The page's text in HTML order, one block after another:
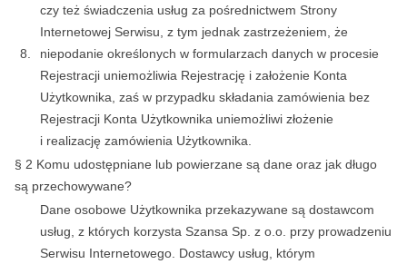
8.
czy też świadczenia usług za pośrednictwem Strony
Internetowej Serwisu, z tym jednak zastrzeżeniem, że
niepodanie określonych w formularzach danych w procesie
Rejestracji uniemożliwia Rejestrację i założenie Konta
Użytkownika, zaś w przypadku składania zamówienia bez
Rejestracji Konta Użytkownika uniemożliwi złożenie
i realizację zamówienia Użytkownika.
§ 2 Komu udostępniane lub powierzane są dane oraz jak długo
są przechowywane?
Dane osobowe Użytkownika przekazywane są dostawcom
usług, z których korzysta Szansa Sp. z o.o. przy prowadzeniu
Serwisu Internetowego. Dostawcy usług, którym